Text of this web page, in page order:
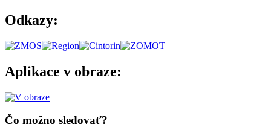
Odkazy:
Aplikace v obraze:
Čo možno sledovať?